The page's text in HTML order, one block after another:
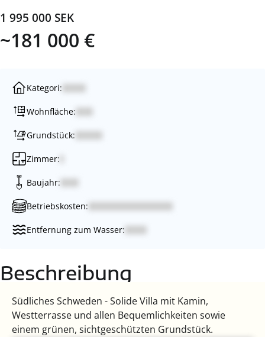
1 995 000 SEK
~181 000 €
Kategori:
Wohnfläche:
Grundstück:
Zimmer:
Baujahr:
Betriebskosten:
Entfernung zum Wasser:
Beschreibung
Südliches Schweden - Solide Villa mit Kamin,
Westterrasse und allen Bequemlichkeiten sowie
einem grünen, sichtgeschützten Grundstück.